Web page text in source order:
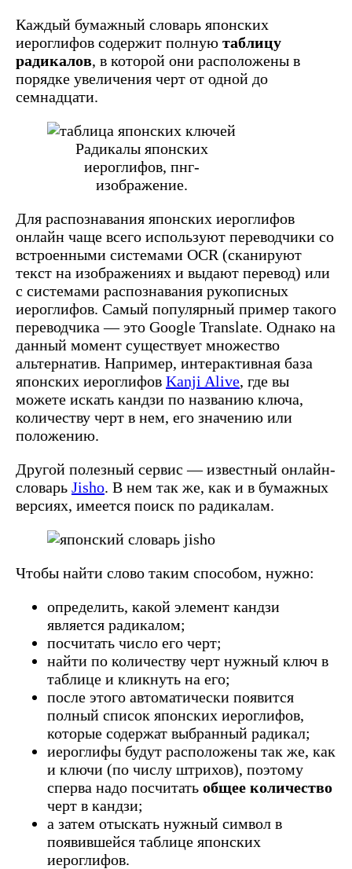
Каждый бумажный словарь японских
иероглифов содержит полную таблицу
радикалов, в которой они расположены в
порядке увеличения черт от одной до
семнадцати.
Радикалы японских
иероглифов, пнг-
изображение.
Для распознавания японских иероглифов
онлайн чаще всего используют переводчики со
встроенными системами OCR (сканируют
текст на изображениях и выдают перевод) или
с системами распознавания рукописных
иероглифов. Самый популярный пример такого
переводчика — это Google Translate. Однако на
данный момент существует множество
альтернатив. Например, интерактивная база
японских иероглифов Kanji Alive, где вы
можете искать кандзи по названию ключа,
количеству черт в нем, его значению или
положению.
Другой полезный сервис — известный онлайн-
словарь Jisho. В нем так же, как и в бумажных
версиях, имеется поиск по радикалам.
Чтобы найти слово таким способом, нужно:
определить, какой элемент кандзи
является радикалом;
посчитать число его черт;
найти по количеству черт нужный ключ в
таблице и кликнуть на его;
после этого автоматически появится
полный список японских иероглифов,
которые содержат выбранный радикал;
иероглифы будут расположены так же, как
и ключи (по числу штрихов), поэтому
сперва надо посчитать общее количество
черт в кандзи;
а затем отыскать нужный символ в
появившейся таблице японских
иероглифов.